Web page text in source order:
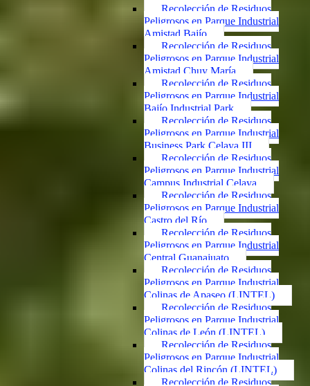
Recolección de Residuos
Peligrosos en Parque Industrial
Amistad Bajío
Recolección de Residuos
Peligrosos en Parque Industrial
Amistad Chuy María
Recolección de Residuos
Peligrosos en Parque Industrial
Bajío Industrial Park
Recolección de Residuos
Peligrosos en Parque Industrial
Business Park Celaya III
Recolección de Residuos
Peligrosos en Parque Industrial
Campus Industrial Celaya
Recolección de Residuos
Peligrosos en Parque Industrial
Castro del Río
Recolección de Residuos
Peligrosos en Parque Industrial
Central Guanajuato
Recolección de Residuos
Peligrosos en Parque Industrial
Colinas de Apaseo (LINTEL)
Recolección de Residuos
Peligrosos en Parque Industrial
Colinas de León (LINTEL)
Recolección de Residuos
Peligrosos en Parque Industrial
Colinas del Rincón (LINTEL)
Recolección de Residuos